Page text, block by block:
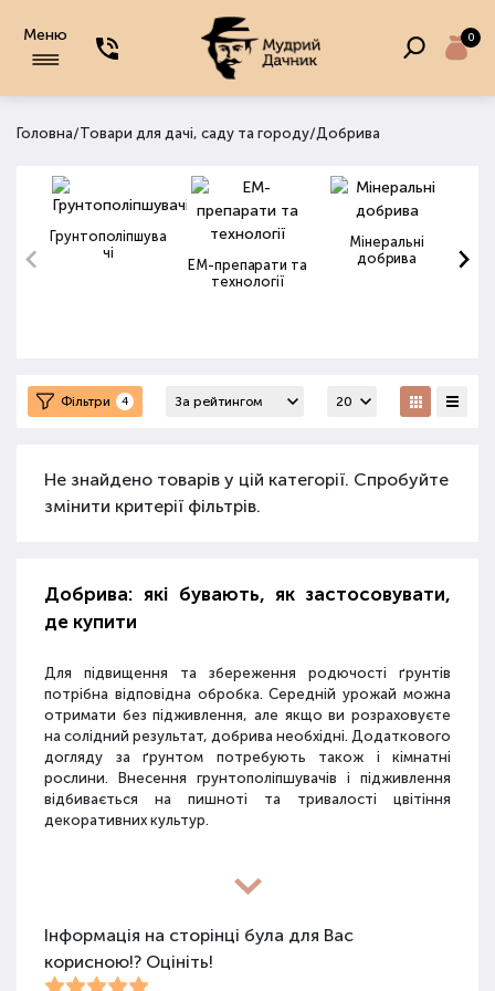
Меню 0
Головна/Товари для дачі, саду та городу/Добрива
Грунтополіпшува
чі
ЕМ-препарати та
технології
Мінеральні
добрива
Фільтри 4
Не знайдено товарів у цій категорії. Спробуйте
змінити критерії фільтрів.
Добрива: які бувають, як застосовувати,
де купити
Для підвищення та збереження родючості ґрунтів
потрібна відповідна обробка. Середній урожай можна
отримати без підживлення, але якщо ви розраховуєте
на солідний результат, добрива необхідні. Додаткового
догляду за ґрунтом потребують також і кімнатні
рослини. Внесення грунтополіпшувачів і підживлення
відбивається на пишноті та тривалості цвітіння
декоративних культур.
Різновиди засобів для покращення
Для покращення поживних якостей ґрунту
використовуються різні види засобів: мінеральні
Інформація на сторінці була для Вас
корисною!? Оцініть!